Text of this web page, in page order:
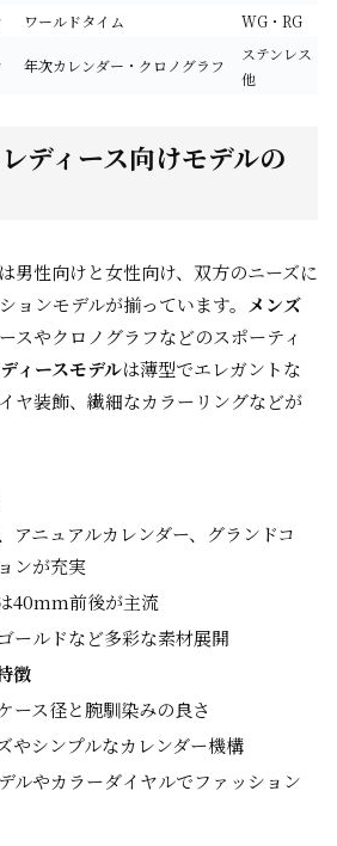
ワールドタイム WG・RG
年次カレンダー・クロノグラフ
ステンレス
他
ディース向けモデルの
男性向けと女性向け、双方のニーズに
ョンモデルが揃っています。
メンズ
スやクロノグラフなどのスポーティ
ィースモデルは薄型でエレガントな
ヤ装飾、繊細なカラーリングなどが
アニュアルカレンダー、グランドコ
ンが充実
40mm前後が主流
ールドなど多彩な素材展開
徴
ース径と腕馴染みの良さ
やシンプルなカレンダー機構
ルやカラーダイヤルでファッション